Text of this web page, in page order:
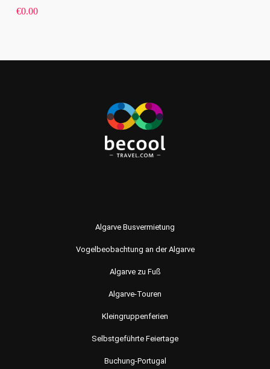
€0.00
Algarve Busvermietung
Vogelbeobachtung an der Algarve
Algarve zu Fuß
Algarve-Touren
Kleingruppenferien
Selbstgeführte Feiertage
Buchung-Portugal